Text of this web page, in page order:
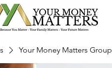
Your Money Matters Group